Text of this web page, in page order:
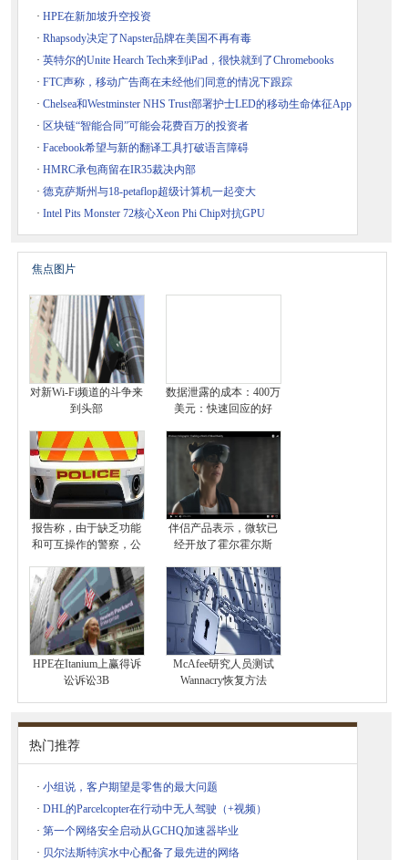
· HPE在新加坡升空投资
· Rhapsody决定了Napster品牌在美国不再有毒
· 英特尔的Unite Hearch Tech来到iPad，很快就到了Chromebooks
· FTC声称，移动广告商在未经他们同意的情况下跟踪
· Chelsea和Westminster NHS Trust部署护士LED的移动生命体征App
· 区块链“智能合同”可能会花费百万的投资者
· Facebook希望与新的翻译工具打破语言障碍
· HMRC承包商留在IR35裁决内部
· 德克萨斯州与18-petaflop超级计算机一起变大
· Intel Pits Monster 72核心Xeon Phi Chip对抗GPU
焦点图片
对新Wi-Fi频道的斗争来
到头部
数据泄露的成本：400万
美元：快速回应的好
报告称，由于缺乏功能
和可互操作的警察，公
伴侣产品表示，微软已
经开放了霍尔霍尔斯
HPE在Itanium上赢得诉
讼诉讼3B
McAfee研究人员测试
Wannacry恢复方法
热门推荐
· 小组说，客户期望是零售的最大问题
· DHL的Parcelcopter在行动中无人驾驶（+视频）
· 第一个网络安全启动从GCHQ加速器毕业
· 贝尔法斯特滨水中心配备了最先进的网络